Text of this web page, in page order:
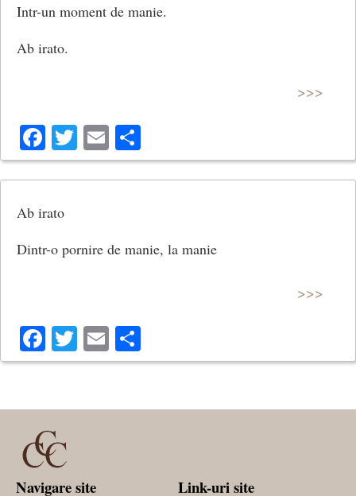
Intr-un moment de manie.
Ab irato.
>>>
Facebook
Twitter
Email
Ab irato
Dintr-o pornire de manie, la manie
>>>
Facebook
Twitter
Email
Navigare site Link-uri site